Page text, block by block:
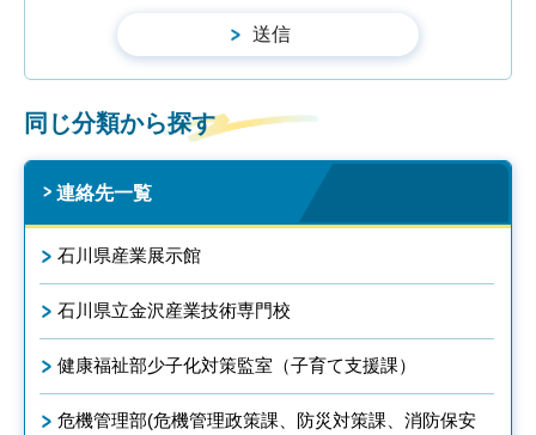
同じ分類から探す
連絡先一覧
石川県産業展示館
石川県立金沢産業技術専門校
健康福祉部少子化対策監室（子育て支援課）
危機管理部(危機管理政策課、防災対策課、消防保安